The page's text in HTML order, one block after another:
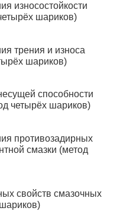
износостойкости
шариков)
трения и износа
шариков)
способности
четырёх шариков)
противозадирных
смазки (метод
свойств смазочных